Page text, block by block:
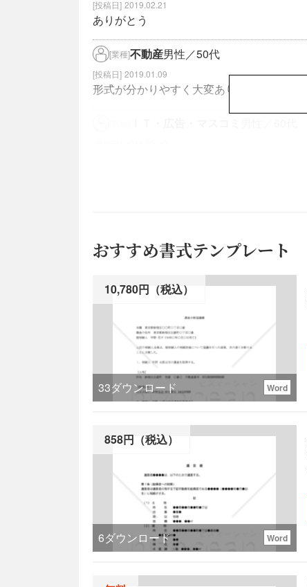
2019.02.21
ありがとう
[業種]不動産男性／50代
2019.01.09
形式が分かりやすく大変ありがたいです。
おすすめ書式テンプレート
10,780円（税込）
33ダウンロード Word
858円（税込）
6ダウンロード Word